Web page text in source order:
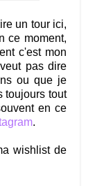
un tour ici,
ce moment,
c'est mon
pas dire
ou que je
toujours tout
en ce
.
wishlist de